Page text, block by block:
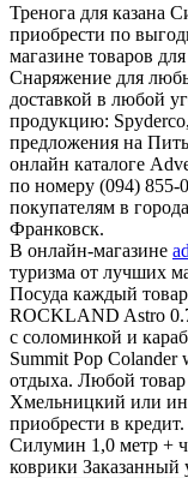
Тренога для казана
приобрести по
магазине товаров
Снаряжение для
доставкой в любой
продукцию:
предложения на
онлайн каталоге
по номеру (094)
покупателям в
Франковск.
В онлайн-магазине
туризма от лучших
Посуда каждый
ROCKLAND Astro
c соломинкой и
Summit Pop Colander
отдыха. Любой товар
Хмельницкий или
приобрести в
Силумин 1,0 метр +
коврики Заказанный